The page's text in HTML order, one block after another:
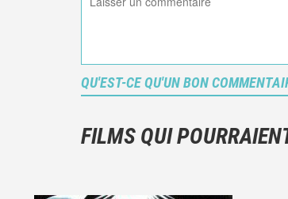
QU'EST-CE QU'UN BON
FILMS QUI